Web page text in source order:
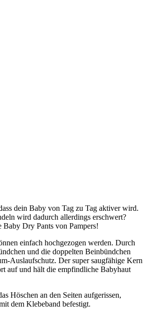
dein Baby von Tag zu Tag aktiver wird.
wird dadurch allerdings erschwert?
Baby Dry Pants von Pampers!
einfach hochgezogen werden. Durch
und die doppelten Beinbündchen
Auslaufschutz. Der super saugfähige Kern
auf und hält die empfindliche Babyhaut
Höschen an den Seiten aufgerissen,
dem Klebeband befestigt.